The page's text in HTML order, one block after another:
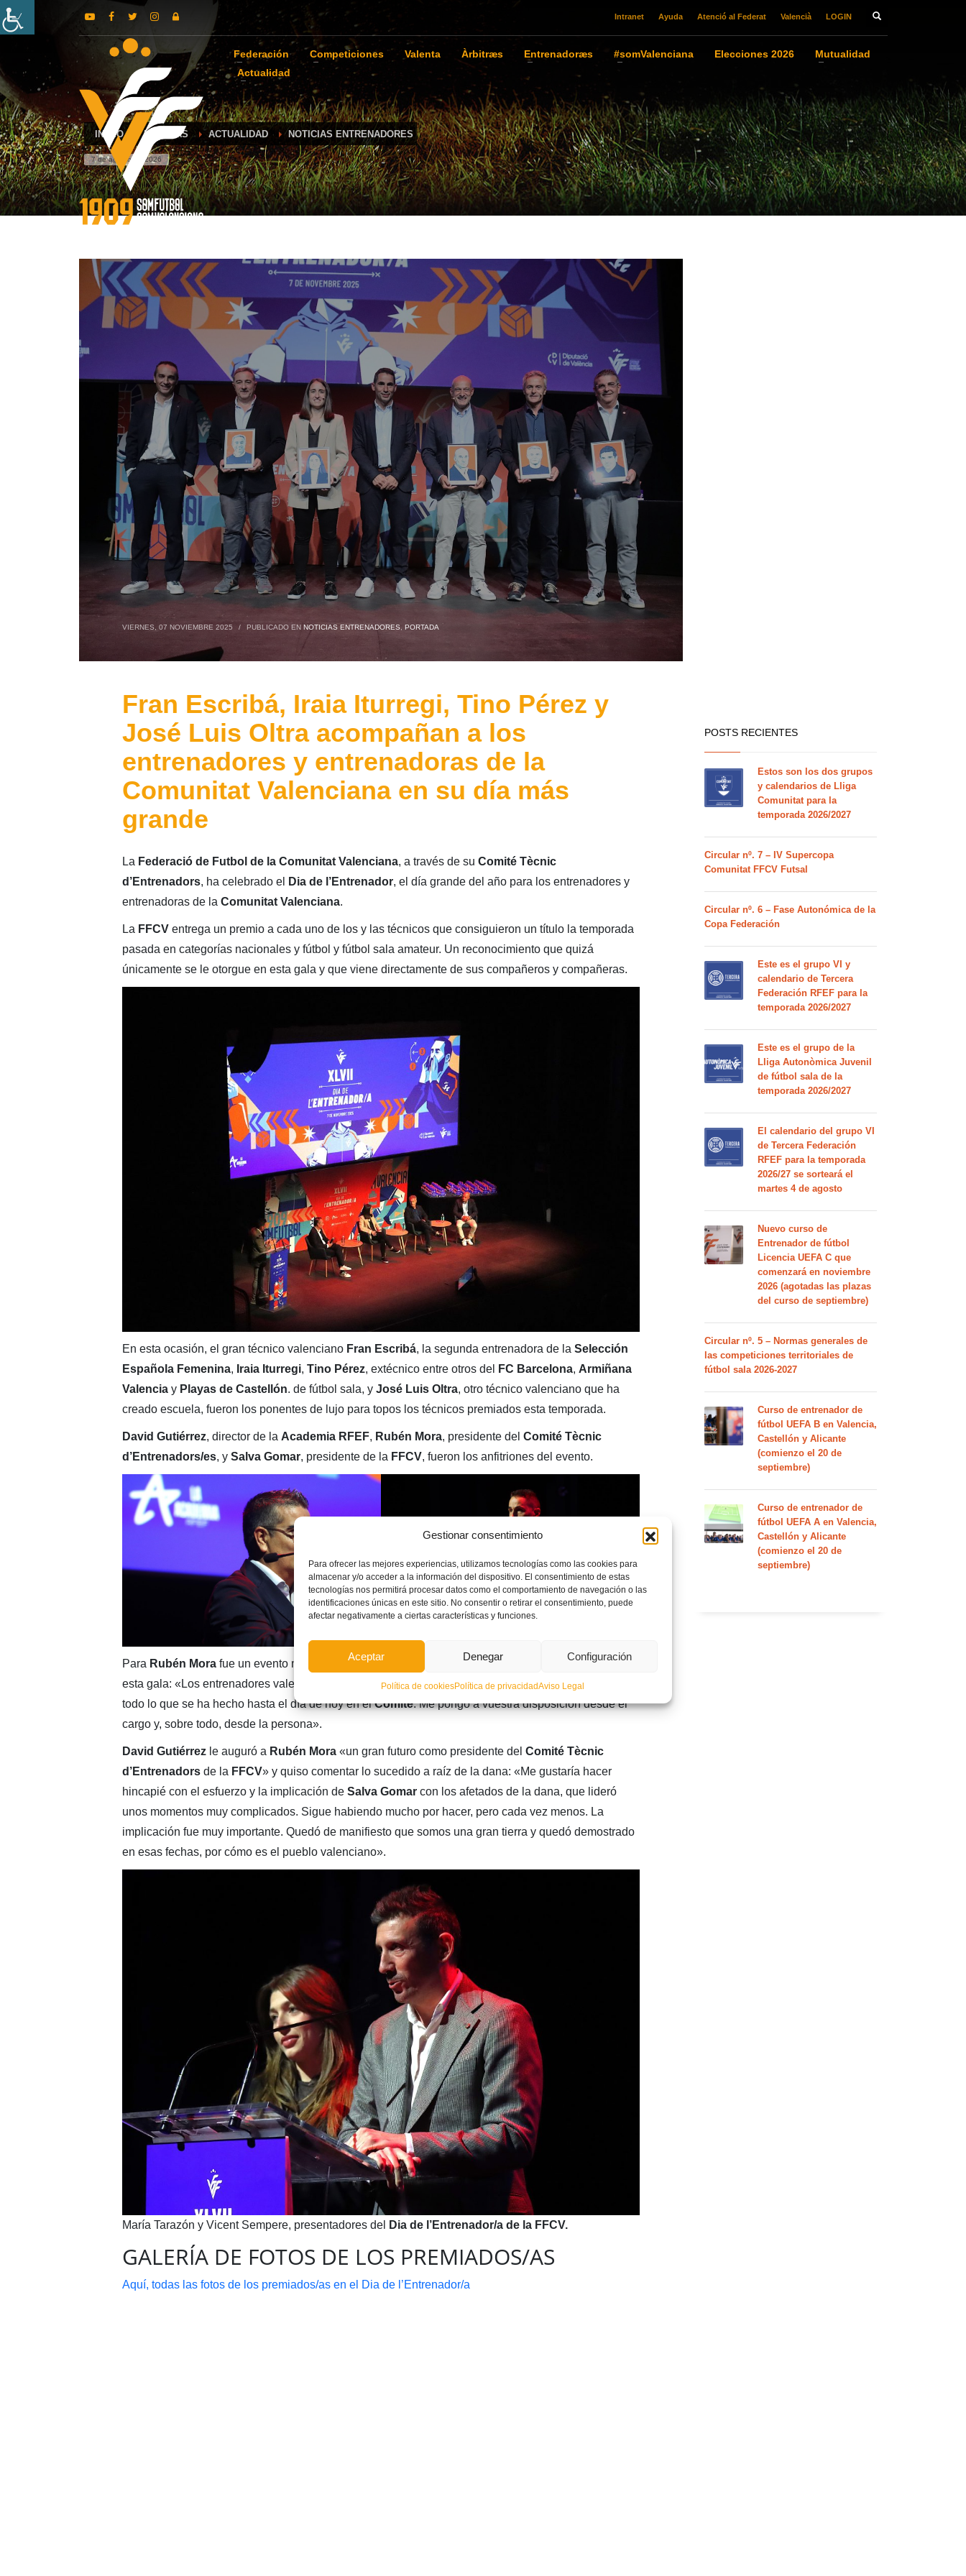
Gestionar consentimiento
Para ofrecer las mejores experiencias, utilizamos tecnologías como las cookies para
almacenar y/o acceder a la información del dispositivo. El consentimiento de estas
tecnologías nos permitirá procesar datos como el comportamiento de navegación o las
identificaciones únicas en este sitio. No consentir o retirar el consentimiento, puede
afectar negativamente a ciertas características y funciones.
Aceptar Denegar Configuración
Política de cookiesPolítica de privacidadAviso Legal
Intranet Ayuda Atenció al Federat Valencià LOGIN
Federación Competiciones Valenta Àrbitræs Entrenadoræs #somValenciana Elecciones 2026
Mutualidad
Actualidad
INICIO NOTICIAS ACTUALIDAD NOTICIAS ENTRENADORES
7 de agosto de 2026
VIERNES, 07 NOVIEMBRE 2025 / PUBLICADO EN NOTICIAS ENTRENADORES, PORTADA
Fran Escribá, Iraia Iturregi, Tino Pérez y
José Luis Oltra acompañan a los
entrenadores y entrenadoras de la
Comunitat Valenciana en su día más
grande
La Federació de Futbol de la Comunitat Valenciana, a través de su Comité Tècnic
d’Entrenadors, ha celebrado el Dia de l’Entrenador, el día grande del año para los entrenadores y
entrenadoras de la Comunitat Valenciana.
La FFCVentrega un premio a cada uno de los y las técnicos que consiguieron un título la temporada
pasada en categorías nacionales y fútbol y fútbol sala amateur. Un reconocimiento que quizá
únicamente se le otorgue en esta gala y que viene directamente de sus compañeros y compañeras.
En esta ocasión, el gran técnico valenciano Fran Escribá, la segunda entrenadora de la Selección
Española Femenina, Iraia Iturregi, Tino Pérez, extécnico entre otros del FC Barcelona, Armiñana
Valenciay Playas de Castellón. de fútbol sala, y José Luis Oltra, otro técnico valenciano que ha
creado escuela, fueron los ponentes de lujo para topos los técnicos premiados esta temporada.
David Gutiérrez, director de la Academia RFEF, Rubén Mora, presidente del Comité Tècnic
d’Entrenadors/es, y Salva Gomar, presidente de la FFCV, fueron los anfitriones del evento.
Para Rubén Mora fue un evento muy especial, ya que se estrenó como presidente del Comitéen
esta gala: «Los entrenadores valencianos tienen un adn especial. Seguimos trabajando respetando
todo lo que se ha hecho hasta el día de hoy en elComité. Me pongo a vuestra disposición desde el
cargo y, sobre todo, desde la persona».
David Gutiérrez le auguró a Rubén Mora«un gran futuro como presidente del Comité Tècnic
d’Entrenadorsde la FFCV» y quiso comentar lo sucedido a raíz de la dana: «Me gustaría hacer
hincapié con el esfuerzo y la implicación de Salva Gomarcon los afetados de la dana, que lideró
unos momentos muy complicados. Sigue habiendo mucho por hacer, pero cada vez menos. La
implicación fue muy importante. Quedó de manifiesto que somos una gran tierra y quedó demostrado
en esas fechas, por cómo es el pueblo valenciano».
María Tarazón y Vicent Sempere, presentadores del Dia de l’Entrenador/a de la FFCV.
GALERÍA DE FOTOS DE LOS PREMIADOS/AS
Aquí, todas las fotos de los premiados/as en el Dia de l’Entrenador/a
POSTS RECIENTES
Estos son los dos grupos
y calendarios de Lliga
Comunitat para la
temporada 2026/2027
Circular nº. 7 – IV Supercopa
Comunitat FFCV Futsal
Circular nº. 6 – Fase Autonómica de la
Copa Federación
Este es el grupo VI y
calendario de Tercera
Federación RFEF para la
temporada 2026/2027
Este es el grupo de la
Lliga Autonòmica Juvenil
de fútbol sala de la
temporada 2026/2027
El calendario del grupo VI
de Tercera Federación
RFEF para la temporada
2026/27 se sorteará el
martes 4 de agosto
Nuevo curso de
Entrenador de fútbol
Licencia UEFA C que
comenzará en noviembre
2026 (agotadas las plazas
del curso de septiembre)
Circular nº. 5 – Normas generales de
las competiciones territoriales de
fútbol sala 2026-2027
Curso de entrenador de
fútbol UEFA B en Valencia,
Castellón y Alicante
(comienzo el 20 de
septiembre)
Curso de entrenador de
fútbol UEFA A en Valencia,
Castellón y Alicante
(comienzo el 20 de
septiembre)